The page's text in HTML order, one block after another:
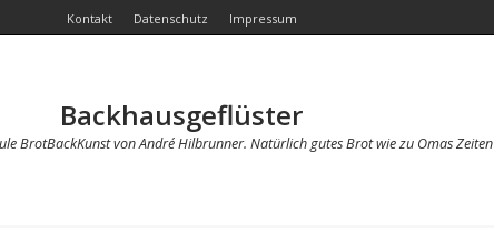
Kontakt Datenschutz Impressum
Backhausgeflüster
BrotBackKunst von André Hilbrunner. Natürlich gutes Brot wie zu Omas Zeiten